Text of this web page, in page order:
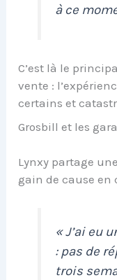
à ce
C’est là le
vente :
certains et
Grosbill et les
Lynxy partage
gain de cause en
« J’ai eu
: pas de
trois